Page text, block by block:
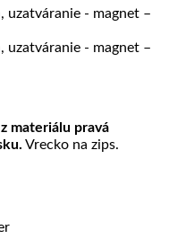
materiálu pravá
Vrecko na zips.